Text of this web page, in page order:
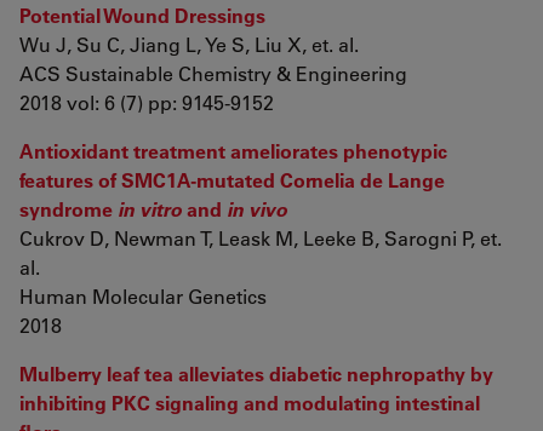
Potential Wound Dressings
Wu J, Su C, Jiang L, Ye S, Liu X, et. al.
ACS Sustainable Chemistry & Engineering
2018 vol: 6 (7) pp: 9145-9152
Antioxidant treatment ameliorates phenotypic
features of SMC1A-mutated Cornelia de Lange
syndrome in vitroand in vivo
Cukrov D, Newman T, Leask M, Leeke B, Sarogni P, et.
al.
Human Molecular Genetics
2018
Mulberry leaf tea alleviates diabetic nephropathy by
inhibiting PKC signaling and modulating intestinal